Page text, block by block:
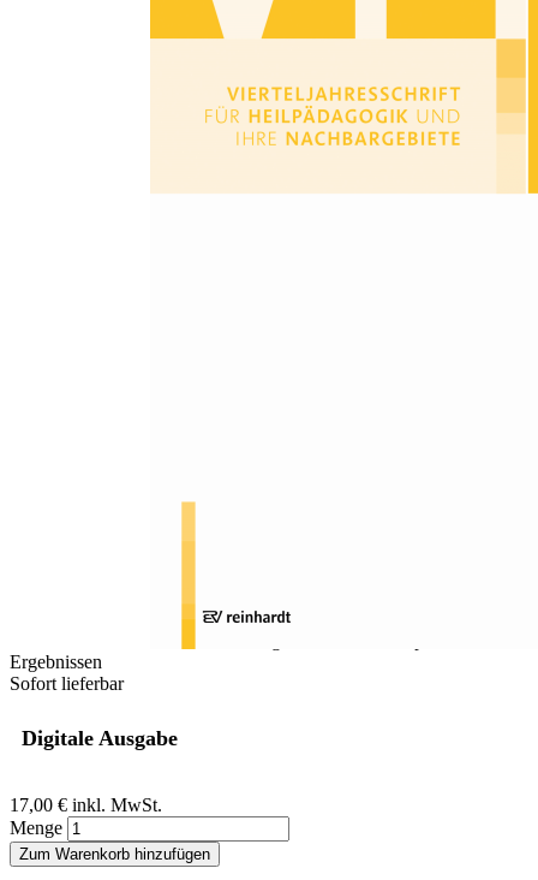
Verhaltensauffälligkeiten bei
Ergebnissen
Sofort lieferbar
Digitale Ausgabe
17,00 € inkl. MwSt.
Menge
Zum Warenkorb hinzufügen